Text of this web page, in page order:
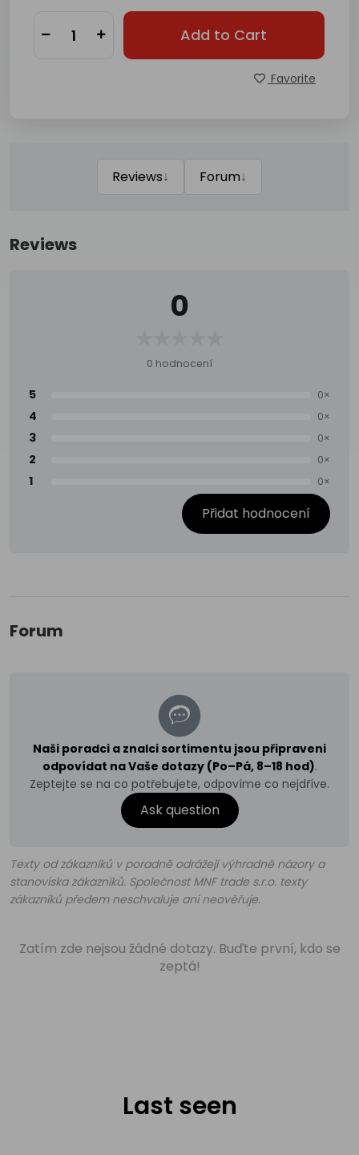
Add to Cart
Favorite
Reviews↓ Forum↓
Reviews
0
0 hodnocení
5 0×
4 0×
3 0×
2 0×
1 0×
Přidat hodnocení
Forum
Naši poradci a znalci sortimentu jsou připraveni
odpovídat na Vaše dotazy (Po–Pá, 8–18 hod).
Zeptejte se na co potřebujete, odpovíme co nejdříve.
Ask question
Texty od zákazníků v poradně odrážejí výhradně názory a
stanoviska zákazníků. Společnost MNF trade s.r.o. texty
zákazníků předem neschvaluje ani neověřuje.
Zatím zde nejsou žádné dotazy. Buďte první, kdo se
zeptá!
Last seen